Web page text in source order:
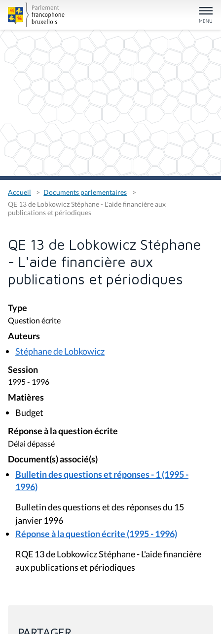
Accueil
Documents parlementaires
QE 13 de Lobkowicz Stéphane - L'aide financière aux
publications et périodiques
QE 13 de Lobkowicz Stéphane
- L'aide financière aux
publications et périodiques
Type
Question écrite
Auteurs
Stéphane de Lobkowicz
Session
1995 - 1996
Matières
Budget
Réponse à la question écrite
Délai dépassé
Document(s) associé(s)
Bulletin des questions et réponses - 1 (1995 -
1996)
Bulletin des questions et des réponses du 15
janvier 1996
Réponse à la question écrite (1995 - 1996)
RQE 13 de Lobkowicz Stéphane - L'aide financière
aux publications et périodiques